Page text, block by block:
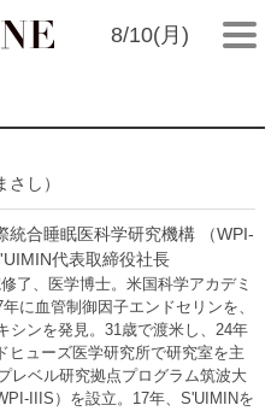
8/10(月)
さし）
合睡眠医科学研究機構 （WPI-
代表取締役社長
了、医学博士。米国科学アカデミ
に血管制御因子エンドセリンを、
シンを発見。31歳で渡米し、24年
ヒューズ医学研究所で研究室を主
レベル研究拠点プログラム筑波大
IIIS）を設立。17年、S'UIMINを